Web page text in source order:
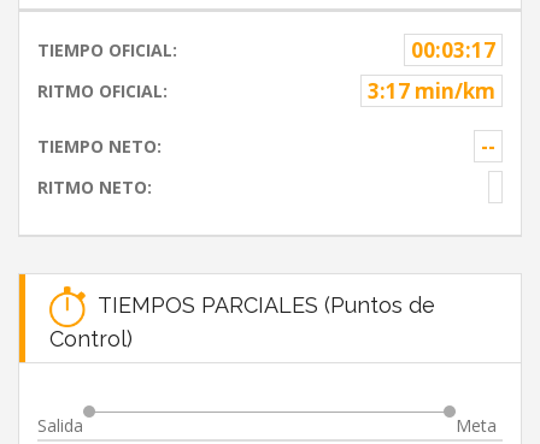
TIEMPO OFICIAL: 00:03:17
RITMO OFICIAL: 3:17 min/km
TIEMPO NETO: --
RITMO NETO:
TIEMPOS PARCIALES (Puntos de
Control)
Salida Meta